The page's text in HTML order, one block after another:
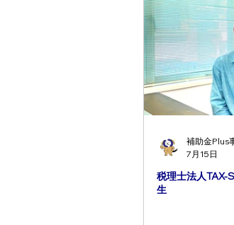
税理士法人TAX-
生
補助金Plus
7月15日